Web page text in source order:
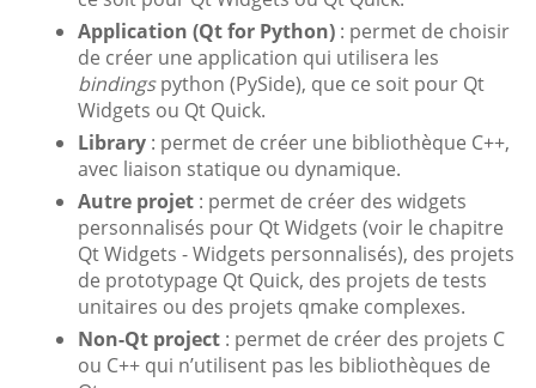
Application (Qt for Python) : permet de choisir
de créer une application qui utilisera les
bindingspython (PySide), que ce soit pour Qt
Widgets ou Qt Quick.
Library : permet de créer une bibliothèque C++,
avec liaison statique ou dynamique.
Autre projet : permet de créer des widgets
personnalisés pour Qt Widgets (voir le chapitre
Qt Widgets - Widgets personnalisés), des projets
de prototypage Qt Quick, des projets de tests
unitaires ou des projets qmake complexes.
Non-Qt project : permet de créer des projets C
ou C++ qui n’utilisent pas les bibliothèques de